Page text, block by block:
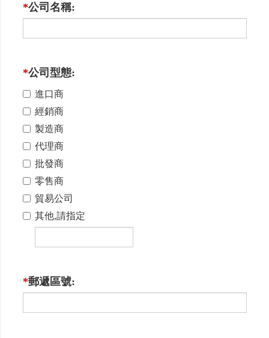
*公司名稱:
*公司型態:
進口商
經銷商
製造商
代理商
批發商
零售商
貿易公司
其他,請指定
*郵遞區號: